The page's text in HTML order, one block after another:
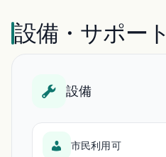
設備・サポート
設備
市民利用可